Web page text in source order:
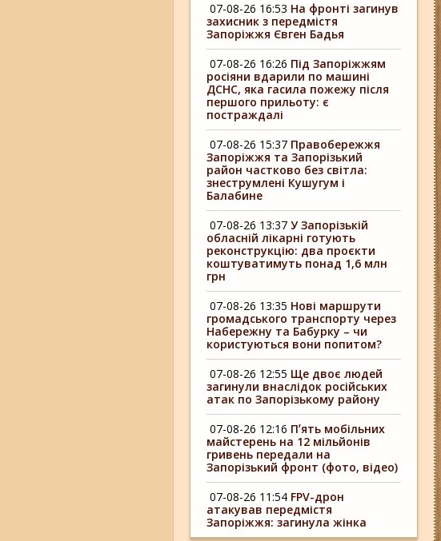
07-08-26 16:53 На фронті загинув
захисник з передмістя
Запоріжжя Євген Бадья
07-08-26 16:26 Під Запоріжжям
росіяни вдарили по машині
ДСНС, яка гасила пожежу після
першого прильоту: є
постраждалі
07-08-26 15:37 Правобережжя
Запоріжжя та Запорізький
район частково без світла:
знеструмлені Кушугум і
Балабине
07-08-26 13:37 У Запорізькій
обласній лікарні готують
реконструкцію: два проєкти
коштуватимуть понад 1,6 млн
грн
07-08-26 13:35 Нові маршрути
громадського транспорту через
Набережну та Бабурку – чи
користуються вони попитом?
07-08-26 12:55 Ще двоє людей
загинули внаслідок російських
атак по Запорізькому району
07-08-26 12:16 Пʼять мобільних
майстерень на 12 мільйонів
гривень передали на
Запорізький фронт (фото, відео)
07-08-26 11:54 FPV-дрон
атакував передмістя
Запоріжжя: загинула жінка